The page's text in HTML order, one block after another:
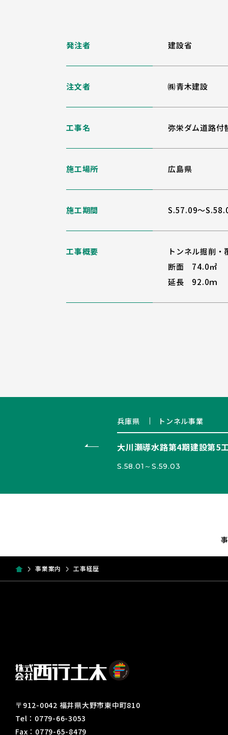
発注者 建設省
注文者 ㈱青木建設
工事名 弥栄ダム道路付
施工場所 広島県
施工期間 S.57.09～
工事概要
トンネル掘削・
断面 74.0㎡
延長 92.0ｍ
兵庫県 トンネル事業
大川瀬導水路第4期建設第5
S.58.01～S.59.03
事業案内 工事経歴
〒912-0042 福井県大野市東中町810
Tel：0779-66-3053
Fax：0779-65-8479